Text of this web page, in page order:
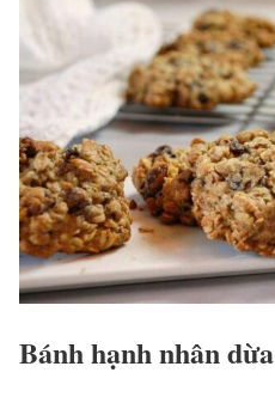
Bánh hạnh nhân dừa